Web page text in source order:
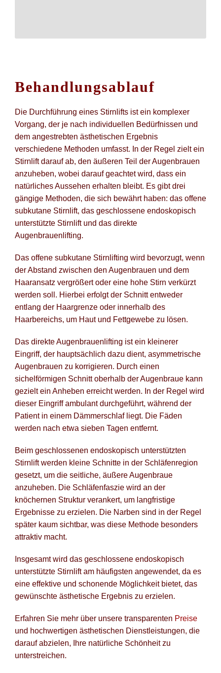
Behandlungsablauf
Die Durchführung eines Stirnlifts ist ein komplexer
Vorgang, der je nach individuellen Bedürfnissen und
dem angestrebten ästhetischen Ergebnis
verschiedene Methoden umfasst. In der Regel zielt ein
Stirnlift darauf ab, den äußeren Teil der Augenbrauen
anzuheben, wobei darauf geachtet wird, dass ein
natürliches Aussehen erhalten bleibt. Es gibt drei
gängige Methoden, die sich bewährt haben: das offene
subkutane Stirnlift, das geschlossene endoskopisch
unterstützte Stirnlift und das direkte
Augenbrauenlifting.
Das offene subkutane Stirnlifting wird bevorzugt, wenn
der Abstand zwischen den Augenbrauen und dem
Haaransatz vergrößert oder eine hohe Stirn verkürzt
werden soll. Hierbei erfolgt der Schnitt entweder
entlang der Haargrenze oder innerhalb des
Haarbereichs, um Haut und Fettgewebe zu lösen.
Das direkte Augenbrauenlifting ist ein kleinerer
Eingriff, der hauptsächlich dazu dient, asymmetrische
Augenbrauen zu korrigieren. Durch einen
sichelförmigen Schnitt oberhalb der Augenbraue kann
gezielt ein Anheben erreicht werden. In der Regel wird
dieser Eingriff ambulant durchgeführt, während der
Patient in einem Dämmerschlaf liegt. Die Fäden
werden nach etwa sieben Tagen entfernt.
Beim geschlossenen endoskopisch unterstützten
Stirnlift werden kleine Schnitte in der Schläfenregion
gesetzt, um die seitliche, äußere Augenbraue
anzuheben. Die Schläfenfaszie wird an der
knöchernen Struktur verankert, um langfristige
Ergebnisse zu erzielen. Die Narben sind in der Regel
später kaum sichtbar, was diese Methode besonders
attraktiv macht.
Insgesamt wird das geschlossene endoskopisch
unterstützte Stirnlift am häufigsten angewendet, da es
eine effektive und schonende Möglichkeit bietet, das
gewünschte ästhetische Ergebnis zu erzielen.
Erfahren Sie mehr über unsere transparenten Preise
und hochwertigen ästhetischen Dienstleistungen, die
darauf abzielen, Ihre natürliche Schönheit zu
unterstreichen.